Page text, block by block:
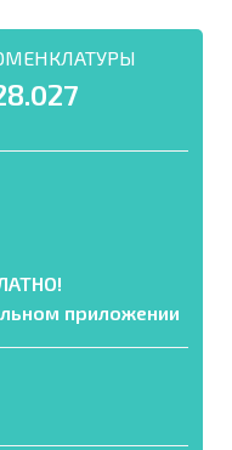
приложении